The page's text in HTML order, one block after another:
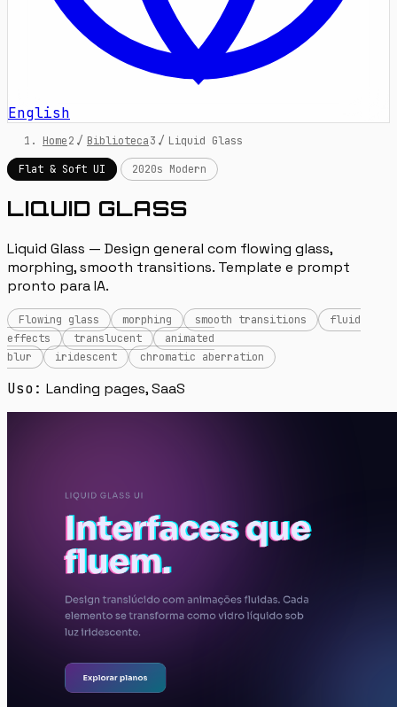
English
Home / Biblioteca / Liquid Glass
Flat & Soft UI
2020s Modern
LIQUID GLASS
Liquid Glass — Design general com flowing glass,
morphing, smooth transitions. Template e prompt
pronto para IA.
Flowing glass morphing smooth transitions
fluid
effects
translucent
animated
blur
iridescent chromatic aberration
Uso: Landing pages, SaaS